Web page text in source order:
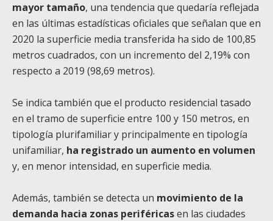
mayor tamaño, una tendencia que quedaría reflejada
en las últimas estadísticas oficiales que señalan que en
2020 la superficie media transferida ha sido de 100,85
metros cuadrados, con un incremento del 2,19% con
respecto a 2019 (98,69 metros).
Se indica también que el producto residencial tasado
en el tramo de superficie entre 100 y 150 metros, en
tipología plurifamiliar y principalmente en tipología
unifamiliar, ha registrado un aumento en volumen
y, en menor intensidad, en superficie media.
Además, también se detecta un movimiento de la
demanda hacia zonas periféricasen las ciudades